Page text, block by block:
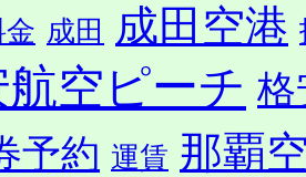
金 成田 成田空港
空ピーチ 格
予約 運賃 那覇